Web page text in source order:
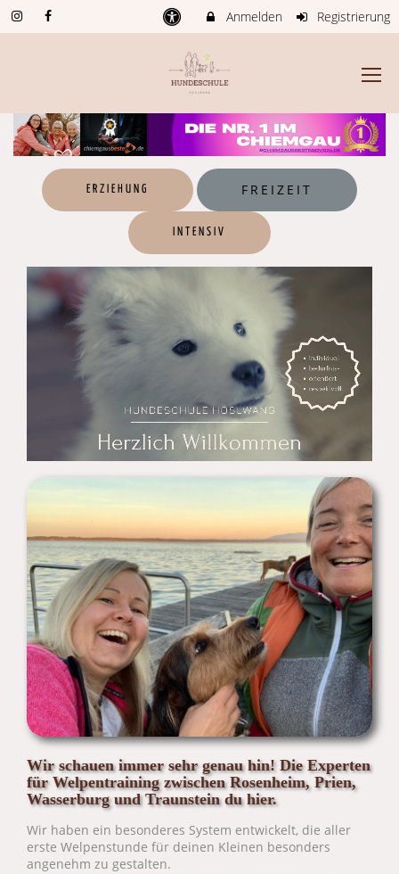
Anmelden Registrierung
ERZIEHUNG FREIZEIT
INTENSIV
Wir schauen immer sehr genau hin! Die Experten
für Welpentraining zwischen Rosenheim, Prien,
Wasserburg und Traunstein du hier.
Wir haben ein besonderes System entwickelt, die aller
erste Welpenstunde für deinen Kleinen besonders
angenehm zu gestalten.